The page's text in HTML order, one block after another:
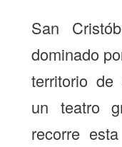
San
dominado
territorio de
un teatro
recorre